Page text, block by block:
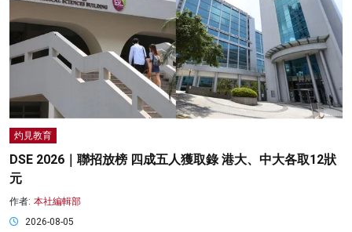
灼見教育
DSE 2026｜聯招放榜 四成五人獲取錄 港大、中大各取12狀
元
作者: 本社編輯部
2026-08-05